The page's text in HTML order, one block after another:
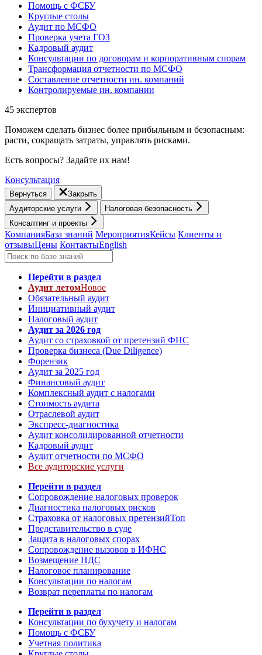
Помощь с ФСБУ
Круглые столы
Аудит по МСФО
Проверка учета ГОЗ
Кадровый аудит
Консультации по договорам и корпоративным спорам
Трансформация отчетности по МСФО
Составление отчетности ин. компаний
Контролируемые ин. компании
45 экспертов
Поможем сделать бизнес более прибыльным и безопасным:
расти, cокращать затраты, управлять рисками.
Есть вопросы? Задайте их нам!
Консультация
Вернуться
Закрыть
Аудиторские услуги
Налоговая безопасность
Консалтинг и проекты
КомпанияБаза знаний МероприятияКейсы Клиенты и
отзывыЦены КонтактыEnglish
Перейти в раздел
Аудит летомНовое
Обязательный аудит
Инициативный аудит
Налоговый аудит
Аудит за 2026 год
Аудит со страховкой от претензий ФНС
Проверка бизнеса (Due Diligence)
Форензик
Аудит за 2025 год
Финансовый аудит
Комплексный аудит с налогами
Стоимость аудита
Отраслевой аудит
Экспресс-диагностика
Аудит консолидированной отчетности
Кадровый аудит
Аудит отчетности по МСФО
Все аудиторские услуги
Перейти в раздел
Сопровождение налоговых проверок
Диагностика налоговых рисков
Страховка от налоговых претензийТоп
Представительство в суде
Защита в налоговых спорах
Сопровождение вызовов в ИФНС
Возмещение НДС
Налоговое планирование
Консультации по налогам
Возврат переплаты по налогам
Перейти в раздел
Консультации по бухучету и налогам
Помощь с ФСБУ
Учетная политика